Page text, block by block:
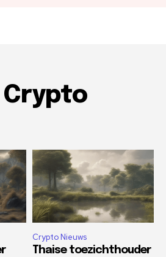
Crypto
Crypto Nieuws
Thaise toezichthouder